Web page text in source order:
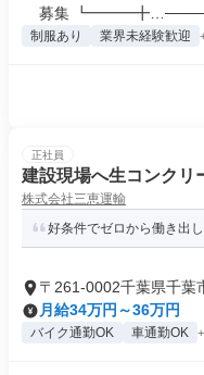
募集
制服あり 業界未経験歓迎
正社員
建設現場へ生コンクリ
株式会社三恵運輸
好条件でゼロから働き出
〒261-0002千葉県千葉
月給34万円～36万円
バイク通勤OK 車通勤OK